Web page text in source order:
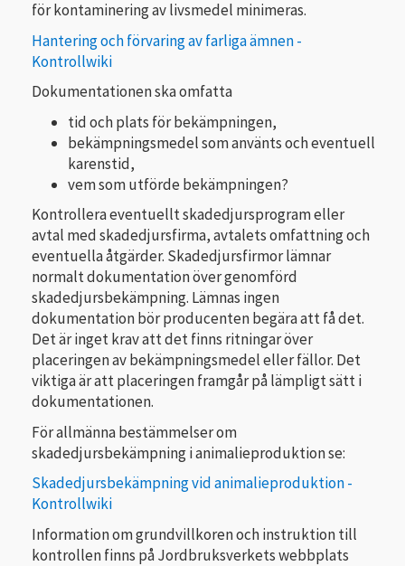
för kontaminering av livsmedel minimeras.
Hantering och förvaring av farliga ämnen -
Kontrollwiki
Dokumentationen ska omfatta
tid och plats för bekämpningen,
bekämpningsmedel som använts och eventuell
karenstid,
vem som utförde bekämpningen?
Kontrollera eventuellt skadedjursprogram eller
avtal med skadedjursfirma, avtalets omfattning och
eventuella åtgärder. Skadedjursfirmor lämnar
normalt dokumentation över genomförd
skadedjursbekämpning. Lämnas ingen
dokumentation bör producenten begära att få det.
Det är inget krav att det finns ritningar över
placeringen av bekämpningsmedel eller fällor. Det
viktiga är att placeringen framgår på lämpligt sätt i
dokumentationen.
För allmänna bestämmelser om
skadedjursbekämpning i animalieproduktion se:
Skadedjursbekämpning vid animalieproduktion -
Kontrollwiki
Information om grundvillkoren och instruktion till
kontrollen finns på Jordbruksverkets webbplats